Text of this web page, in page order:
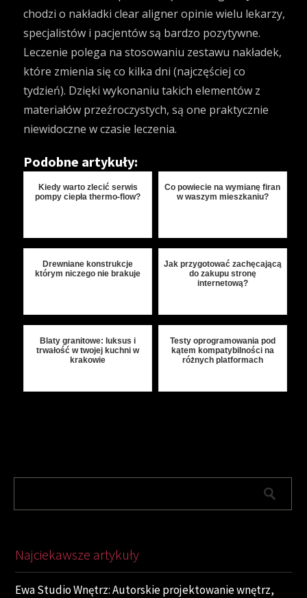
chodzi o nakładkiclear aligner opinie wielu lekarzy,
specjalistów i pacjentów są bardzo pozytywne.
Leczenie polega na stosowaniu zestawu nakładek,
które zmienia się co kilka dni (najczęściej co
tydzień). Dzięki wykonaniu takich elementów z
materiałów przeźroczystych, są one praktycznie
niewidoczne w czasie leczenia.
Podobne artykuły:
Kiedy warto zlecić serwis
pompy ciepła thermo-flow?
Co powiecie na wymianę firan
w waszym mieszkaniu?
Drewniane konstrukcje
którym niczego nie brakuje
Jak przygotować zachęcającą
do zakupu stronę
internetową?
Blaty granitowe: luksus i
trwałość w twojej kuchni w
krakowie
Testy oprogramowania pod
kątem kompatybilności na
różnych platformach
Najciekawsze artykuły
Ewa Studio Wnętrz: Autorskie projektowanie wnętrz,